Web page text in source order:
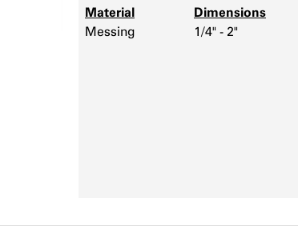
Material
Messing
Dimensions
1/4" - 2"